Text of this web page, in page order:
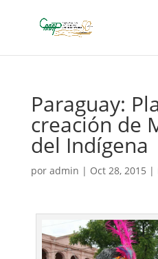
Paraguay:
creación de
del Indígena
por admin | Oct 28, 2015 |